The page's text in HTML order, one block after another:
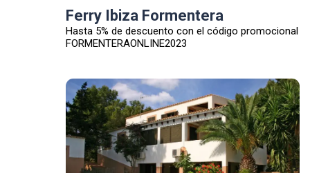
Ferry Ibiza Formentera
Hasta 5% de descuento con el código promocional
FORMENTERAONLINE2023